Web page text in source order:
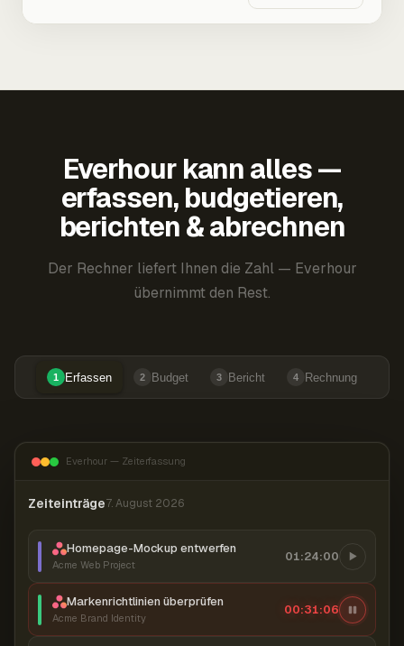
Everhour kann alles —
erfassen, budgetieren,
berichten & abrechnen
Der Rechner liefert Ihnen die Zahl — Everhour
übernimmt den Rest.
1 Erfassen 2 Budget 3 Bericht 4 Rechnung
Everhour — Zeiterfassung
Zeiteinträge7. August 2026
Homepage-Mockup entwerfen
Acme Web Project
01:24:00
Markenrichtlinien überprüfen
Acme Brand Identity
00:31:07